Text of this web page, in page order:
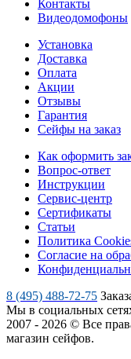
Контакты
Видеодомофоны
Установка
Доставка
Оплата
Акции
Отзывы
Гарантия
Сейфы на заказ
Как оформить
Вопрос-ответ
Инструкции
Сервис-центр
Сертификаты
Статьи
Политика
Согласие на
8 (495) 488-72-75
Мы в социальных
2007 - 2026 © Все
магазин сейфов.